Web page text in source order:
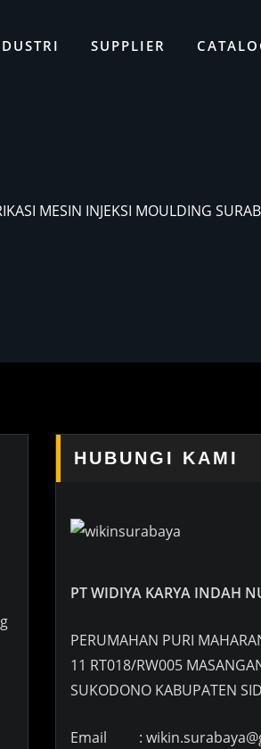
SUPPLIER
MESIN INJEKSI MOULDING
HUBUNGI KAMI
PT WIDIYA KARYA INDAH
PERUMAHAN PURI
11 RT018/RW005
SUKODONO KABUPATEN
Email :